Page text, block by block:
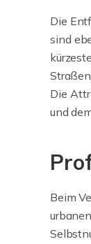
Die
sind
Die
und
Beim